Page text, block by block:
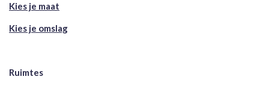
Kies je maat
Kies je omslag
Ruimtes